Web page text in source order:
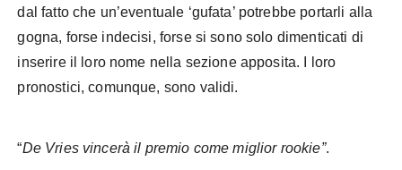
dal fatto che un’eventuale ‘gufata’ potrebbe portarli alla
gogna, forse indecisi, forse si sono solo dimenticati di
inserire il loro nome nella sezione apposita. I loro
pronostici, comunque, sono validi.
“De Vries vincerà il premio come miglior rookie”.